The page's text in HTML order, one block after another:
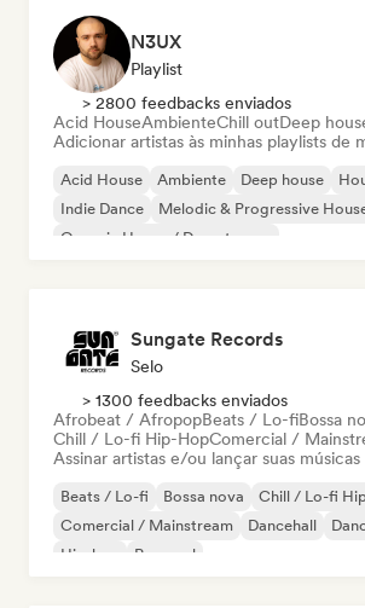
N3UX
Playlist
> 2800 feedbacks enviados
Acid HouseAmbienteChill outDeep
Adicionar artistas às minhas playlists de
Acid House Ambiente Deep house
Indie Dance
Melodic & Progressive
Organic House / Downtempo
Sungate Records
Selo
> 1300 feedbacks enviados
Afrobeat / AfropopBeats / Lo-fiBossa
Chill / Lo-fi Hip-HopComercial /
Assinar artistas e/ou lançar suas músicas
Beats / Lo-fi Bossa nova
Chill / Lo-fi
Comercial / Mainstream
Dancehall
Hip-hop
Pop soul